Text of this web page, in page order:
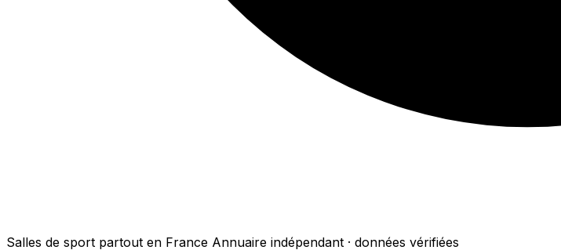
Salles de sport partout en France Annuaire indépendant · données vérifiées